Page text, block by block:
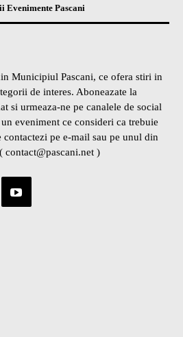
Evenimente Pascani
Municipiul Pascani, ce ofera stiri in
de interes. Aboneazate la
si urmeaza-ne pe canalele de social
eveniment ce consideri ca trebuie
pe e-mail sau pe unul din
contact@pascani.net )